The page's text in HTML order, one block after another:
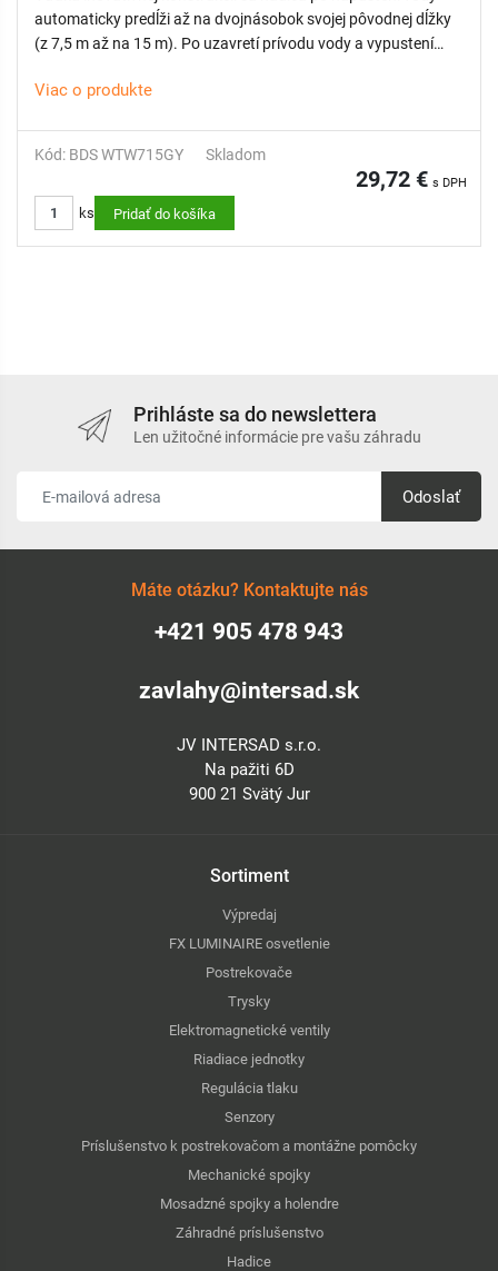
automaticky predĺži až na dvojnásobok svojej pôvodnej dĺžky
(z 7,5 m až na 15 m). Po uzavretí prívodu vody a vypustení
pri skladovaní.
ideálna na použitie v menších záhradách, na terasách, pri
OBSAH SETU:
1× 7-funkčná zavlažovacia pištoľ
použitie s horúcou vodou.
KATEGÓRIA: Prémium
Viac o produkte
Kód: BDS WTW715GY Skladom
29,72 € s DPH
ks Pridať do košíka
Prihláste sa do newslettera
Len užitočné informácie pre vašu záhradu
Odoslať
Máte otázku? Kontaktujte nás
+421 905 478 943
zavlahy@intersad.sk
JV INTERSAD s.r.o.
Na pažiti 6D
900 21 Svätý Jur
Sortiment
Výpredaj
FX LUMINAIRE osvetlenie
Postrekovače
Trysky
Elektromagnetické ventily
Riadiace jednotky
Regulácia tlaku
Senzory
Príslušenstvo k postrekovačom a montážne pomôcky
Mechanické spojky
Mosadzné spojky a holendre
Záhradné príslušenstvo
Hadice